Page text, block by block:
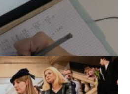
a mai rămas la mate, că n-am
două probleme. Dar m-ajuți și
cum am reușit să îmi ajut
mult drag și spor
6, 2021